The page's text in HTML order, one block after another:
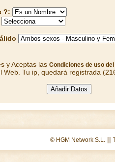
?:
y Aceptas las Condiciones de uso del
Web. Tu ip, quedará registrada
© HGM Network S.L. ||